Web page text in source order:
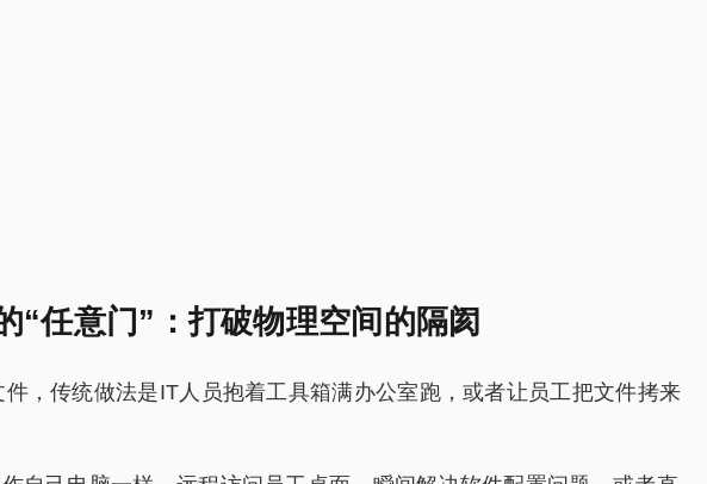
“任意门”：打破物理空间的隔阂
，传统做法是IT人员抱着工具箱满办公室跑，或者让员工把文件拷来